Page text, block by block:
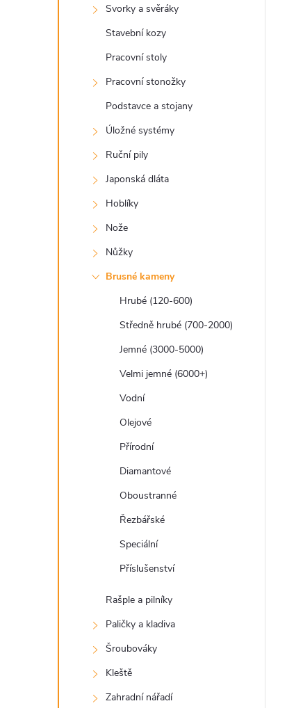
Svorky a svěráky
Stavební kozy
Pracovní stoly
Pracovní stonožky
Podstavce a stojany
Úložné systémy
Ruční pily
Japonská dláta
Hoblíky
Nože
Nůžky
Brusné kameny
Hrubé (120-600)
Středně hrubé (700-2000)
Jemné (3000-5000)
Velmi jemné (6000+)
Vodní
Olejové
Přírodní
Diamantové
Oboustranné
Řezbářské
Speciální
Příslušenství
Rašple a pilníky
Paličky a kladiva
Šroubováky
Kleště
Zahradní nářadí